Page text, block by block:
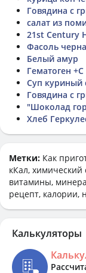
Говядина с
салат из
21st Century
Фасоль
Белый амур
Гематоген +С
Суп куриный
Говядина с
"Шоколад
Хлеб
Метки: Как
кКал, химический
витамины,
рецепт, калории,
Калькуляторы